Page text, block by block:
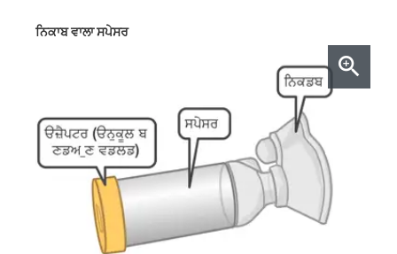
ਨਿਕਾਬ ਵਾਲਾ ਸਪੇਸਰ